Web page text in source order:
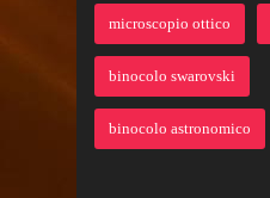
microscopio ottico
binocolo swarovski
binocolo astronomico